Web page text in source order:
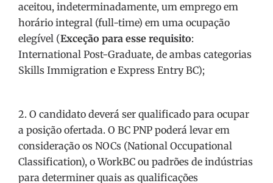
aceitou, indeterminadamente, um emprego em
horário integral (full-time) em uma ocupação
elegível (Exceção para esse requisito:
International Post-Graduate, de ambas categorias
Skills Immigration e Express Entry BC);
2. O candidato deverá ser qualificado para ocupar
a posição ofertada. O BC PNP poderá levar em
consideração os NOCs (National Occupational
Classification), o WorkBC ou padrões de indústrias
para determiner quais as qualificações